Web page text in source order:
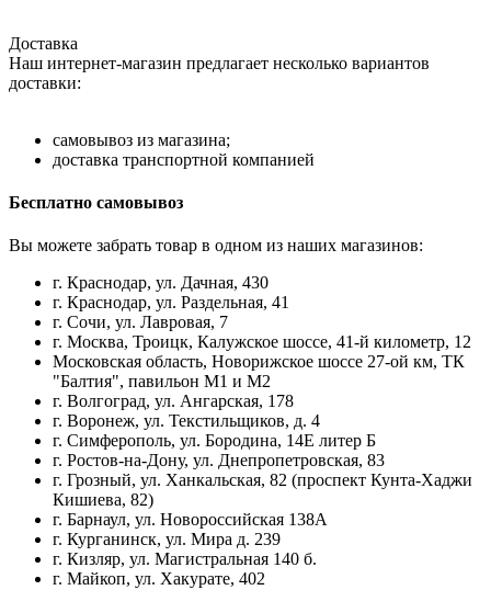
Доставка
Наш интернет-магазин предлагает несколько вариантов
доставки:
самовывоз из магазина;
доставка транспортной компанией
Бесплатно самовывоз
Вы можете забрать товар в одном из наших магазинов:
г. Краснодар, ул. Дачная, 430
г. Краснодар, ул. Раздельная, 41
г. Сочи, ул. Лавровая, 7
г. Москва, Троицк, Калужское шоссе, 41-й километр, 12
Московская область, Новорижское шоссе 27-ой км, ТК
"Балтия", павильон М1 и М2
г. Волгоград, ул. Ангарская, 178
г. Воронеж, ул. Текстильщиков, д. 4
г. Симферополь, ул. Бородина, 14Е литер Б
г. Ростов-на-Дону, ул. Днепропетровская, 83
г. Грозный, ул. Ханкальская, 82 (проспект Кунта-Хаджи
Кишиева, 82)
г. Барнаул, ул. Новороссийская 138А
г. Курганинск, ул. Мира д. 239
г. Кизляр, ул. Магистральная 140 б.
г. Майкоп, ул. Хакурате, 402